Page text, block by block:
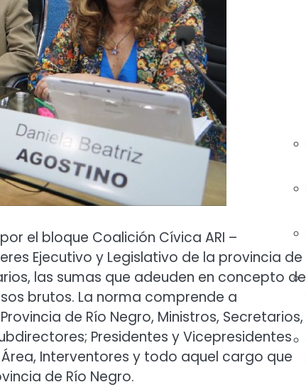
el bloque Coalición Cívica ARI –
Ejecutivo y Legislativo de la provincia de
las sumas que adeuden en concepto de
brutos. La norma comprende a
de Río Negro, Ministros, Secretarios,
Presidentes y Vicepresidentes
Interventores y todo aquel cargo que
de Río Negro.